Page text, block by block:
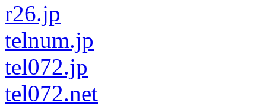
r26.jp
telnum.jp
tel072.jp
tel072.net